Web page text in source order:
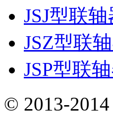
JSJ型联轴
JSZ型联
JSP型联
© 2013-